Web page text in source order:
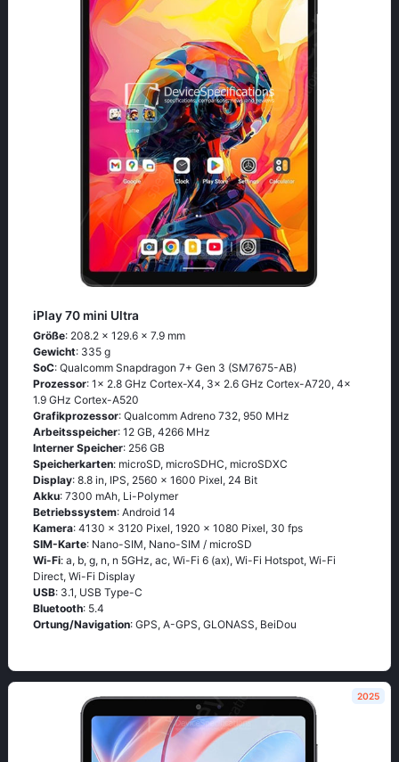
iPlay 70 mini Ultra
Größe: 208.2 x 129.6 x 7.9 mm
Gewicht: 335 g
SoC: Qualcomm Snapdragon 7+ Gen 3 (SM7675-AB)
Prozessor: 1x 2.8 GHz Cortex-X4, 3x 2.6 GHz Cortex-A720, 4x
1.9 GHz Cortex-A520
Grafikprozessor: Qualcomm Adreno 732, 950 MHz
Arbeitsspeicher: 12 GB, 4266 MHz
Interner Speicher: 256 GB
Speicherkarten: microSD, microSDHC, microSDXC
Display: 8.8 in, IPS, 2560 x 1600 Pixel, 24 Bit
Akku: 7300 mAh, Li-Polymer
Betriebssystem: Android 14
Kamera: 4130 x 3120 Pixel, 1920 x 1080 Pixel, 30 fps
SIM-Karte: Nano-SIM, Nano-SIM / microSD
Wi-Fi: a, b, g, n, n 5GHz, ac, Wi-Fi 6 (ax), Wi-Fi Hotspot, Wi-Fi
Direct, Wi-Fi Display
USB: 3.1, USB Type-C
Bluetooth: 5.4
Ortung/Navigation: GPS, A-GPS, GLONASS, BeiDou
2025